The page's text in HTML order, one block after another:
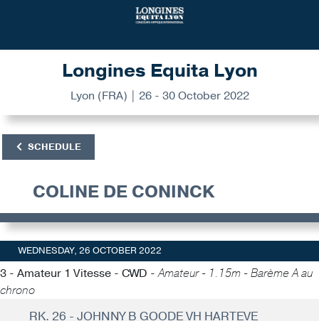
Longines Equita Lyon
Lyon (FRA) | 26 - 30 October 2022
SCHEDULE
COLINE DE CONINCK
WEDNESDAY, 26 OCTOBER 2022
3 - Amateur 1 Vitesse - CWD -Amateur - 1.15m - Barème A au
chrono
RK. 26 - JOHNNY B GOODE VH HARTEVE